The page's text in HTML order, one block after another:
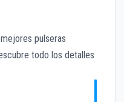
pulseras
todo los detalles